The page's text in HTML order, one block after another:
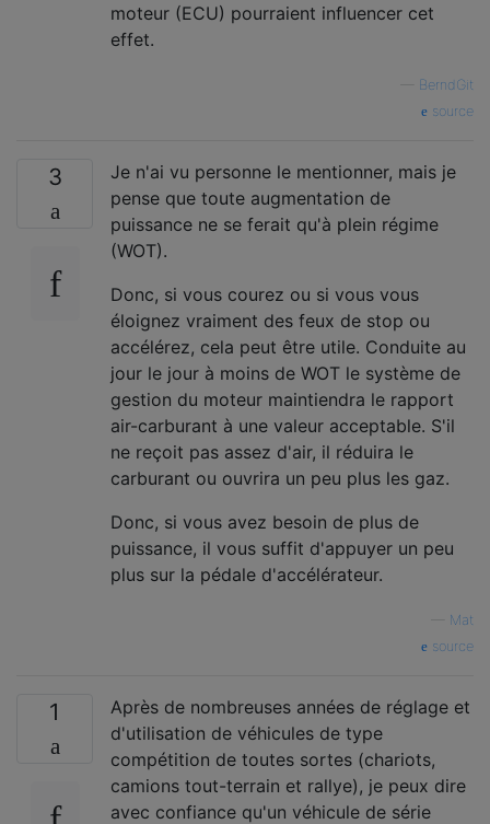
moteur (ECU) pourraient influencer cet
effet.
BerndGit
source
3
Je n'ai vu personne le mentionner, mais je
pense que toute augmentation de
puissance ne se ferait qu'à plein régime
(WOT).
Donc, si vous courez ou si vous vous
éloignez vraiment des feux de stop ou
accélérez, cela peut être utile. Conduite au
jour le jour à moins de WOT le système de
gestion du moteur maintiendra le rapport
air-carburant à une valeur acceptable. S'il
ne reçoit pas assez d'air, il réduira le
carburant ou ouvrira un peu plus les gaz.
Donc, si vous avez besoin de plus de
puissance, il vous suffit d'appuyer un peu
plus sur la pédale d'accélérateur.
Mat
source
1
Après de nombreuses années de réglage et
d'utilisation de véhicules de type
compétition de toutes sortes (chariots,
camions tout-terrain et rallye), je peux dire
avec confiance qu'un véhicule de série